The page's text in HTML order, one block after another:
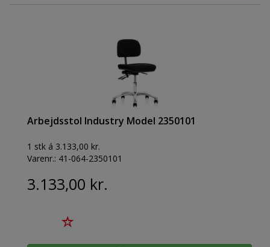
Arbejdsstol Industry Model 2350101
1 stk á 3.133,00 kr.
Varenr.: 41-064-2350101
3.133,00 kr.